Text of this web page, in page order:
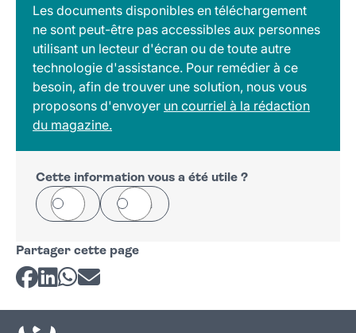
Les documents disponibles en téléchargement
ne sont peut-être pas accessibles aux personnes
utilisant un lecteur d'écran ou de toute autre
technologie d'assistance. Pour remédier à ce
besoin, afin de trouver une solution, nous vous
proposons d'envoyer un courriel à la rédaction
du magazine.
Cette information vous a été utile ?
Oui Non
Partager cette page
Partager sur Facebook
Partager sur LinkedIn
Partager sur Whatsapp
Partager par courriel